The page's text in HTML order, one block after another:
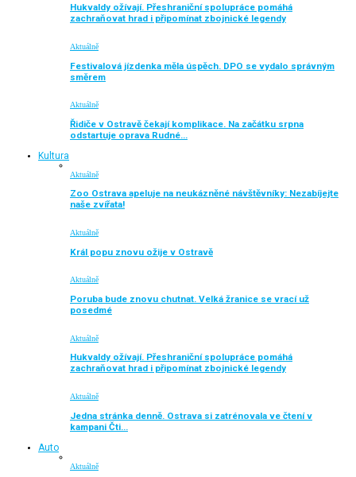
Hukvaldy ožívají. Přeshraniční spolupráce pomáhá
zachraňovat hrad i připomínat zbojnické legendy
Aktuálně
Festivalová jízdenka měla úspěch. DPO se vydalo správným
směrem
Aktuálně
Řidiče v Ostravě čekají komplikace. Na začátku srpna
odstartuje oprava Rudné…
Kultura
Aktuálně
Zoo Ostrava apeluje na neukázněné návštěvníky: Nezabíjejte
naše zvířata!
Aktuálně
Král popu znovu ožije v Ostravě
Aktuálně
Poruba bude znovu chutnat. Velká žranice se vrací už
posedmé
Aktuálně
Hukvaldy ožívají. Přeshraniční spolupráce pomáhá
zachraňovat hrad i připomínat zbojnické legendy
Aktuálně
Jedna stránka denně. Ostrava si zatrénovala ve čtení v
kampani Čti…
Auto
Aktuálně